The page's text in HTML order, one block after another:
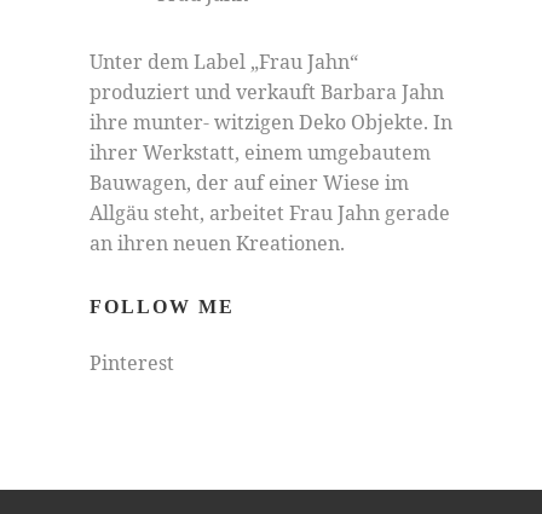
Unter dem Label „Frau Jahn“
produziert und verkauft Barbara Jahn
ihre munter- witzigen Deko Objekte. In
ihrer Werkstatt, einem umgebautem
Bauwagen, der auf einer Wiese im
Allgäu steht, arbeitet Frau Jahn gerade
an ihren neuen Kreationen.
FOLLOW ME
Pinterest